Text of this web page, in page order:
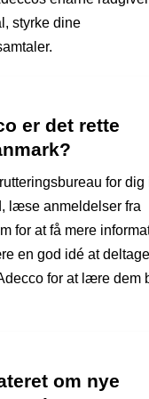
styrke dine
er det rette
for dig
læse anmeldelser fra
for at få mere
en god idé at
for at lære dem
om nye